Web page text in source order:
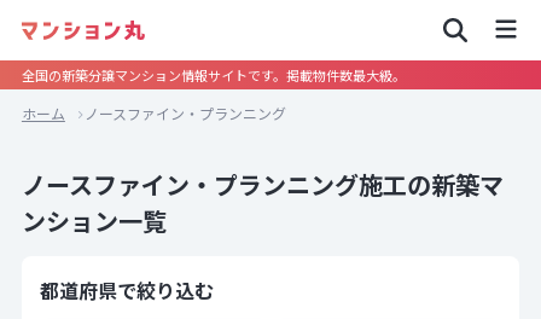
全国の新築分譲マンション情報サイトです。掲載物件数最大級。
ホーム ノースファイン・プランニング
ノースファイン・プランニング施工の新築マ
ンション一覧
都道府県で絞り込む